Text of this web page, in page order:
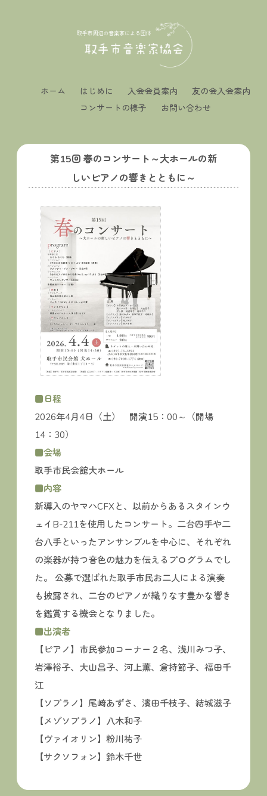
ホーム はじめに 入会会員案内
友の会入会案内
コンサートの様子
お問い合わせ
第15回 春のコンサート～大ホールの新
しいピアノの響きとともに～
■日程
2026年4月4日（土） 開演15：00～（開場
14：30）
■会場
取手市民会館大ホール
■内容
新導入のヤマハCFXと、以前からあるスタインウ
ェイB-211を使用したコンサート。二台四手や二
台八手といったアンサンブルを中心に、それぞれ
の楽器が持つ音色の魅力を伝えるプログラムでし
た。 公募で選ばれた取手市民お二人による演奏
も披露され、二台のピアノが織りなす豊かな響き
を鑑賞する機会となりました。
■出演者
【ピアノ】市民参加コーナー２名、浅川みつ子、
岩澤裕子、大山昌子、河上薫、倉持節子、福田千
江
【ソプラノ】尾崎あずさ、濱田千枝子、結城滋子
【メゾソプラノ】八木和子
【ヴァイオリン】粉川祐子
【サクソフォン】鈴木千世